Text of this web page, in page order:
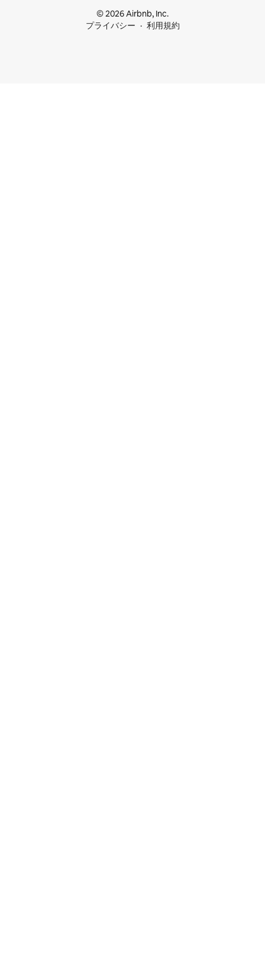
© 2026 Airbnb, Inc.
プライバシー
利用規約